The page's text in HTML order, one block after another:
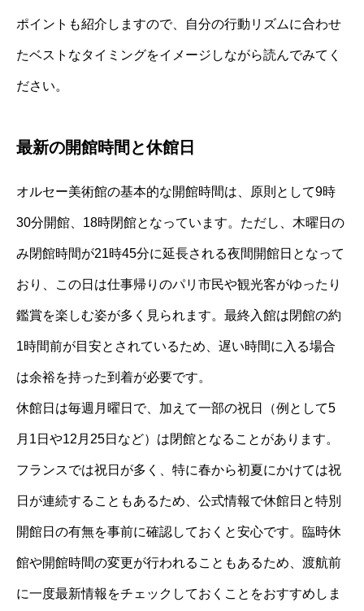
ポイントも紹介しますので、自分の行動リズムに合わせ
たベストなタイミングをイメージしながら読んでみてく
ださい。
最新の開館時間と休館日
オルセー美術館の基本的な開館時間は、原則として9時
30分開館、18時閉館となっています。ただし、木曜日の
み閉館時間が21時45分に延長される夜間開館日となって
おり、この日は仕事帰りのパリ市民や観光客がゆったり
鑑賞を楽しむ姿が多く見られます。最終入館は閉館の約
1時間前が目安とされているため、遅い時間に入る場合
は余裕を持った到着が必要です。
休館日は毎週月曜日で、加えて一部の祝日（例として5
月1日や12月25日など）は閉館となることがあります。
フランスでは祝日が多く、特に春から初夏にかけては祝
日が連続することもあるため、公式情報で休館日と特別
開館日の有無を事前に確認しておくと安心です。臨時休
館や開館時間の変更が行われることもあるため、渡航前
に一度最新情報をチェックしておくことをおすすめしま